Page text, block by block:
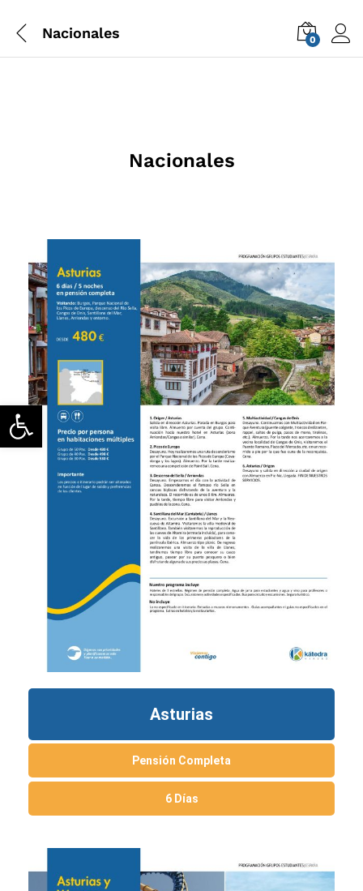
Abrir barra de herramientas
Nacionales 0
Nacionales
Asturias
Pensión Completa
6 Días